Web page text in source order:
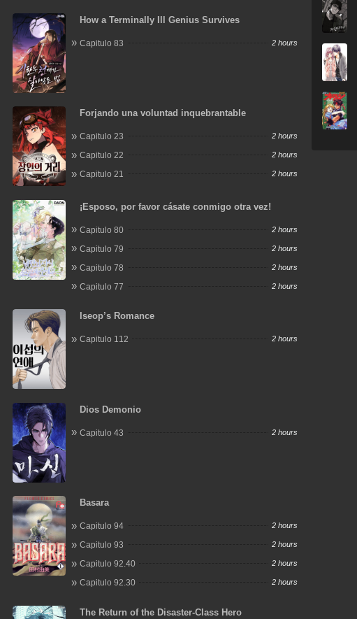
How a Terminally Ill Genius Survives
Capitulo 83 2 hours
Forjando una voluntad inquebrantable
Capitulo 23 2 hours
Capitulo 22 2 hours
Capitulo 21 2 hours
¡Esposo, por favor cásate conmigo otra vez!
Capitulo 80 2 hours
Capitulo 79 2 hours
Capitulo 78 2 hours
Capitulo 77 2 hours
Iseop’s Romance
Capitulo 112 2 hours
Dios Demonio
Capitulo 43 2 hours
Basara
Capitulo 94 2 hours
Capitulo 93 2 hours
Capitulo 92.40 2 hours
Capitulo 92.30 2 hours
The Return of the Disaster-Class Hero